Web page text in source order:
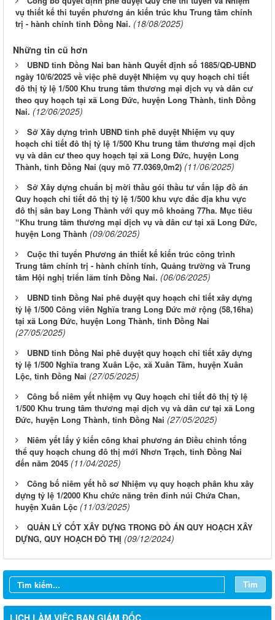
vụ thiết kế thi tuyển phương án kiến trúc khu Trung tâm chính
trị - hành chính tỉnh Đồng Nai. (18/08/2025)
Những tin cũ hơn
UBND tỉnh Đồng Nai ban hành Quyết định số 1885/QĐ-UBND
ngày 10/6/2025 về việc phê duyệt Nhiệm vụ quy hoạch chi tiết
đô thị tỷ lệ 1/500 Khu trung tâm thương mại dịch vụ và dân cư
theo quy hoạch tại xã Long Đức, huyện Long Thành, tỉnh Đồng
Nai. (12/06/2025)
Sở Xây dựng trình UBND tỉnh phê duyệt Nhiệm vụ quy
hoạch chi tiết đô thị tỷ lệ 1/500 Khu trung tâm thương mại dịch
vụ và dân cư theo quy hoạch tại xã Long Đức, huyện Long
Thành, tỉnh Đồng Nai (quy mô 77.0369,0m2) (11/06/2025)
Sở Xây dựng chuẩn bị mời thầu gói thầu tư vấn lập đồ án
Quy hoạch chi tiết đô thị tỷ lệ 1/500 khu vực đắc địa khu vực
đô thị sân bay Long Thành với quy mô khoảng 77ha. Mục tiêu
“Khu trung tâm thương mại dịch vụ và dân cư tại xã Long Đức,
huyện Long Thành (09/06/2025)
Cuộc thi tuyển Phương án thiết kế kiến trúc công trình
Trung tâm chính trị - hành chính tính, Quảng trường và Trung
tâm Hội nghị triển lãm tính Đồng Nai. (06/06/2025)
UBND tỉnh Đồng Nai phê duyệt quy hoạch chi tiết xây dựng
tỷ lệ 1/500 Công viên Nghĩa trang Long Đức mở rộng (58,16ha)
tại xã Long Đức, huyện Long Thành, tỉnh Đồng Nai
(27/05/2025)
UBND tỉnh Đồng Nai phê duyệt quy hoạch chi tiết xây dựng
tỷ lệ 1/500 Nghĩa trang Xuân Lộc, xã Xuân Tâm, huyện Xuân
Lộc, tỉnh Đồng Nai (27/05/2025)
Công bố niêm yết nhiệm vụ Quy hoạch chi tiết đô thị tỷ lệ
1/500 Khu trung tâm thương mại dịch vụ và dân cư tại xã Long
Đức, huyện Long Thành, tỉnh Đồng Nai (27/05/2025)
Niêm yết lấy ý kiến công khai phương án Điều chỉnh tổng
thể quy hoạch chung đô thị mới Nhơn Trạch, tỉnh Đồng Nai
đến năm 2045 (11/04/2025)
Công bố niêm yết hồ sơ Nhiệm vụ quy hoạch phân khu xây
dựng tỷ lệ 1/2000 Khu chức năng trên đỉnh núi Chứa Chan,
huyện Xuân Lộc (11/03/2025)
QUẢN LÝ CỐT XÂY DỰNG TRONG ĐỒ ÁN QUY HOẠCH XÂY
DỰNG, QUY HOẠCH ĐÔ THỊ (09/12/2024)
Tìm
LỊCH CÔNG TÁC CỦA LÃNH ĐẠO SỞ XÂY DỰNG (Từ ngày
03/8 đến ngày 08/8/2026)
THÔNG BÁO LỊCH CÔNG TÁC CỦA LÃNH ĐẠO SỞ XÂY
DỰNG (Từ ngày 27/7 đến ngày 31/7/2026)
THÔNG BÁO LỊCH CÔNG TÁC CỦA LÃNH ĐẠO SỞ XÂY
DỰNG (Từ ngày 20/7 đến ngày 25/7/2026)